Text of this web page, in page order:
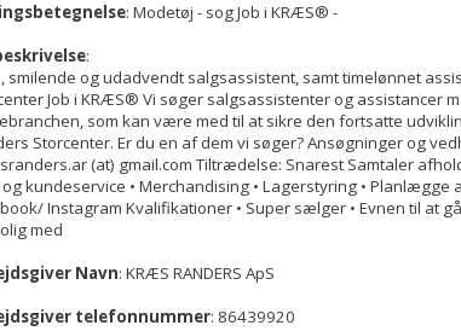
: Modetøj - sog Job i KRÆS® -
:
smilende og udadvendt salgsassistent, samt timelønnet
Job i KRÆS® Vi søger salgsassistenter og assistancer
som kan være med til at sikre den fortsatte
Storcenter. Er du en af dem vi søger? Ansøgninger og
(at) gmail.com Tiltrædelse: Snarest Samtaler
og kundeservice • Merchandising • Lagerstyring • Planlægge
Instagram Kvalifikationer • Super sælger • Evnen til at
med
Navn: KRÆS RANDERS ApS
telefonnummer: 86439920